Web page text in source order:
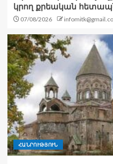
կրող քրեական
07/08/2026
ՀԱՆՐՈՒԹՅՈՒՆ